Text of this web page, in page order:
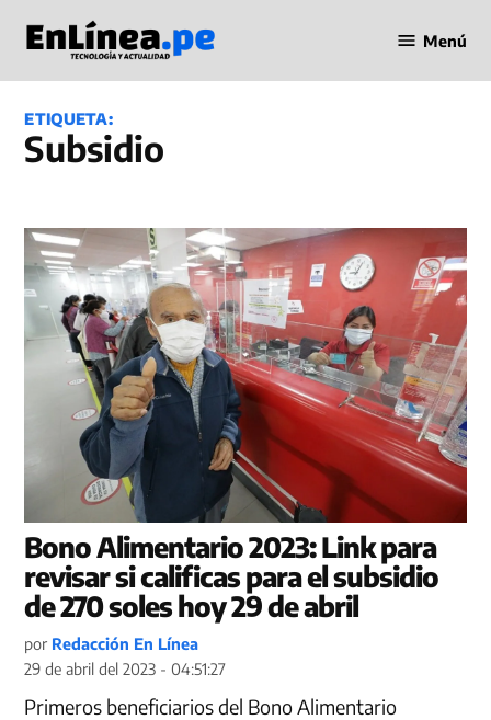
contenido
en Línea
Menú
ETIQUETA:
subsidio
Bono Alimentario 2023: Link para
revisar si calificas para el subsidio
de 270 soles hoy 29 de abril
por Redacción En Línea
29 de abril del 2023 - 04:51:27
Primeros beneficiarios del Bono Alimentario